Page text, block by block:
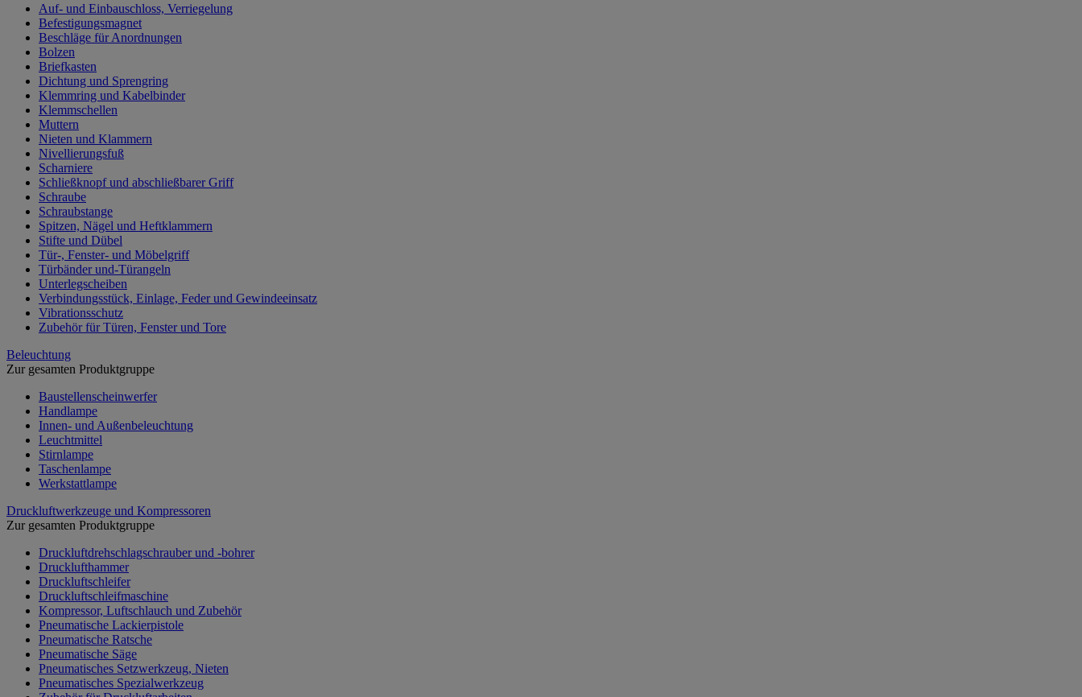
Auf- und Einbauschloss, Verriegelung
Befestigungsmagnet
Beschläge für Anordnungen
Bolzen
Briefkasten
Dichtung und Sprengring
Klemmring und Kabelbinder
Klemmschellen
Muttern
Nieten und Klammern
Nivellierungsfuß
Scharniere
Schließknopf und abschließbarer Griff
Schraube
Schraubstange
Spitzen, Nägel und Heftklammern
Stifte und Dübel
Tür-, Fenster- und Möbelgriff
Türbänder und-Türangeln
Unterlegscheiben
Verbindungsstück, Einlage, Feder und Gewindeeinsatz
Vibrationsschutz
Zubehör für Türen, Fenster und Tore
Beleuchtung
Zur gesamten Produktgruppe
Baustellenscheinwerfer
Handlampe
Innen- und Außenbeleuchtung
Leuchtmittel
Stirnlampe
Taschenlampe
Werkstattlampe
Druckluftwerkzeuge und Kompressoren
Zur gesamten Produktgruppe
Druckluftdrehschlagschrauber und -bohrer
Drucklufthammer
Druckluftschleifer
Druckluftschleifmaschine
Kompressor, Luftschlauch und Zubehör
Pneumatische Lackierpistole
Pneumatische Ratsche
Pneumatische Säge
Pneumatisches Setzwerkzeug, Nieten
Pneumatisches Spezialwerkzeug